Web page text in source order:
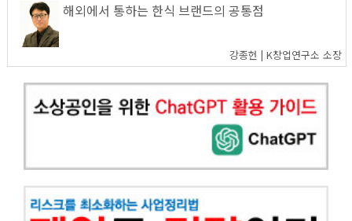
해외에서 통하는 한식 브랜드의 공통점
강종헌 | K창업연구소 소장